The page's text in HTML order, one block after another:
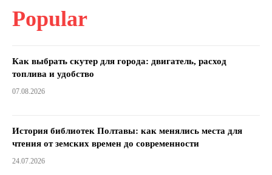
Popular
Как выбрать скутер для города: двигатель, расход
топлива и удобство
07.08.2026
История библиотек Полтавы: как менялись места для
чтения от земских времен до современности
24.07.2026